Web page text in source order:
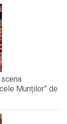
Munților” de